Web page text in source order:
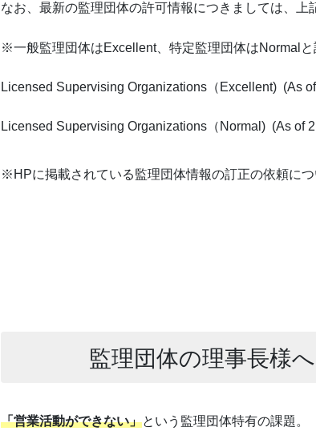
なお、最新の監理団体の許可情報につきましては、上
※一般監理団体はExcellent、特定監理団体はNormalと
Licensed Supervising Organizations（Excellent) (As
Licensed Supervising Organizations（Normal) (As of
※HPに掲載されている監理団体情報の訂正の依頼に
監理団体の理事長様
「営業活動ができない」という監理団体特有の課題。